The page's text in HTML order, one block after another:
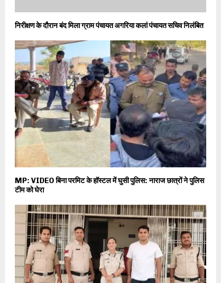
निरीक्षण के दौरान बंद मिला ग्राम पंचायत अगरिया कलां पंचायत सचिव निलंबित
MP: VIDEO बिना परमिट के हॉस्टल में घुसी पुलिस: नाराज छात्रों ने पुलिस
टीम को घेरा